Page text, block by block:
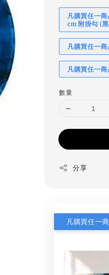
凡購買任一
cm 附掛勾 (黑
凡購買任一
凡購買任一
數量
分享